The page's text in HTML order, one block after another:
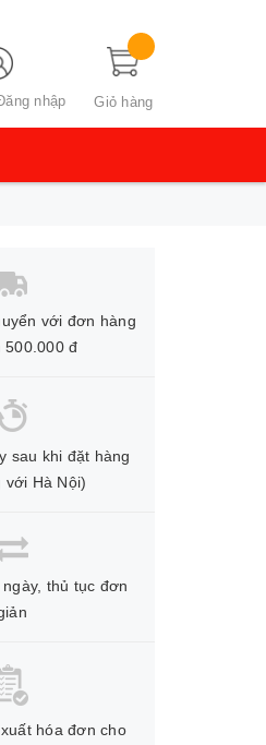
nhập Giỏ hàng
với đơn hàng
500.000 đ
sau khi đặt hàng
với Hà Nội)
thủ tục đơn
hóa đơn cho